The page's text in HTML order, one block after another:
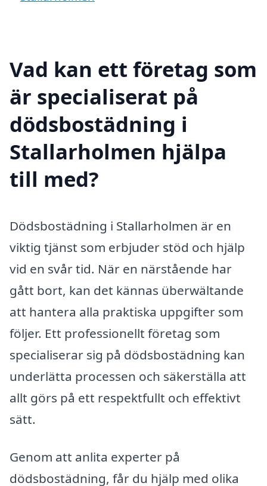
Vad kan ett företag som
är specialiserat på
dödsbostädning i
Stallarholmen hjälpa
till med?
Dödsbostädning i Stallarholmen är en
viktig tjänst som erbjuder stöd och hjälp
vid en svår tid. När en närstående har
gått bort, kan det kännas überwältande
att hantera alla praktiska uppgifter som
följer. Ett professionellt företag som
specialiserar sig på dödsbostädning kan
underlätta processen och säkerställa att
allt görs på ett respektfullt och effektivt
sätt.
Genom att anlita experter på
dödsbostädning, får du hjälp med olika